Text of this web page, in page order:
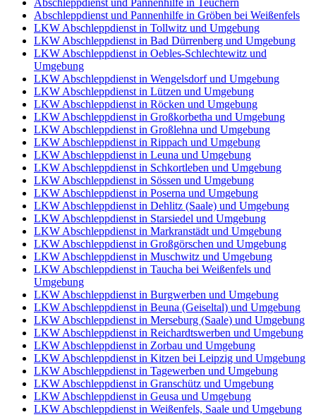
Abschleppdienst und Pannenhilfe in Gröben bei Weißenfels
LKW Abschleppdienst in Tollwitz und Umgebung
LKW Abschleppdienst in Bad Dürrenberg und Umgebung
LKW Abschleppdienst in Oebles-Schlechtewitz und
Umgebung
LKW Abschleppdienst in Wengelsdorf und Umgebung
LKW Abschleppdienst in Lützen und Umgebung
LKW Abschleppdienst in Röcken und Umgebung
LKW Abschleppdienst in Großkorbetha und Umgebung
LKW Abschleppdienst in Großlehna und Umgebung
LKW Abschleppdienst in Rippach und Umgebung
LKW Abschleppdienst in Leuna und Umgebung
LKW Abschleppdienst in Schkortleben und Umgebung
LKW Abschleppdienst in Sössen und Umgebung
LKW Abschleppdienst in Poserna und Umgebung
LKW Abschleppdienst in Dehlitz (Saale) und Umgebung
LKW Abschleppdienst in Starsiedel und Umgebung
LKW Abschleppdienst in Markranstädt und Umgebung
LKW Abschleppdienst in Großgörschen und Umgebung
LKW Abschleppdienst in Muschwitz und Umgebung
LKW Abschleppdienst in Taucha bei Weißenfels und
Umgebung
LKW Abschleppdienst in Burgwerben und Umgebung
LKW Abschleppdienst in Beuna (Geiseltal) und Umgebung
LKW Abschleppdienst in Merseburg (Saale) und Umgebung
LKW Abschleppdienst in Reichardtswerben und Umgebung
LKW Abschleppdienst in Zorbau und Umgebung
LKW Abschleppdienst in Kitzen bei Leipzig und Umgebung
LKW Abschleppdienst in Tagewerben und Umgebung
LKW Abschleppdienst in Granschütz und Umgebung
LKW Abschleppdienst in Geusa und Umgebung
LKW Abschleppdienst in Weißenfels, Saale und Umgebung